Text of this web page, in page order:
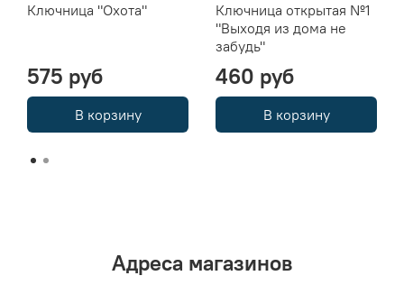
Ключница "Охота"
575 руб
В корзину
Ключница открытая №1
"Выходя из дома не
забудь"
460 руб
В корзину
Адреса магазинов